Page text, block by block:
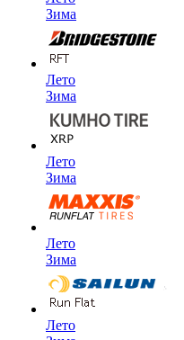
Зима
Лето
Зима
Лето
Зима
Лето
Зима
Лето